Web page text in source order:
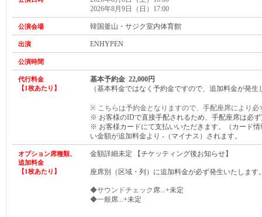
2026年8月9日（日）17:00
公演会場 韓国釜山・サジク室内体育館
出演 ENHYPEN
公演時間
代行料金
【1枚あたり】
基本予約金 22,000円
（基本料金ではなく予約金ですので、追加料金が発生
※ こちらは予約金となりますので、手配座席により必
※ お客様のIDで直接手配されるため、手配座席は必ず
※ お客様カードにて支払いいただきます。（カード
い金額が追加料金より -（マイナス）されます。
オプション席種類、
追加料金
【1枚あたり】
金額詳細未定 【チケッティング後お知らせ】
座席別（区域・列）に追加料金が必ず発生いたします
◆サウンドチェック 席...+未定
◆一般席...+未定